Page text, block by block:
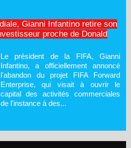
Gianni Infantino retire son
proche de Donald
Le président de la FIFA, Gianni
Infantino, a officiellement annoncé
l'abandon du projet FIFA Forward
Enterprise, qui visait à ouvrir le
capital des activités commerciales
de l'instance à des...